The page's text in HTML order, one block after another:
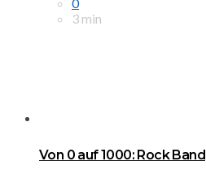
3 min
Von 0 auf 1000: Rock Band